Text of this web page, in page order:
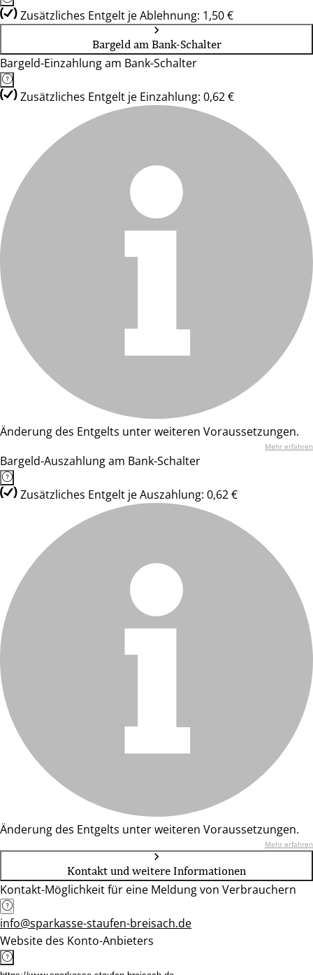
Zusätzliches Entgelt je Ablehnung: 1,50 €
Bargeld am Bank-Schalter
Bargeld-Einzahlung am Bank-Schalter
Zusätzliches Entgelt je Einzahlung: 0,62 €
Änderung des Entgelts unter weiteren Voraussetzungen.
Mehr erfahren
Bargeld-Auszahlung am Bank-Schalter
Zusätzliches Entgelt je Auszahlung: 0,62 €
Änderung des Entgelts unter weiteren Voraussetzungen.
Mehr erfahren
Kontakt und weitere Informationen
Kontakt-Möglichkeit für eine Meldung von Verbrauchern
info@sparkasse-staufen-breisach.de
Website des Konto-Anbieters